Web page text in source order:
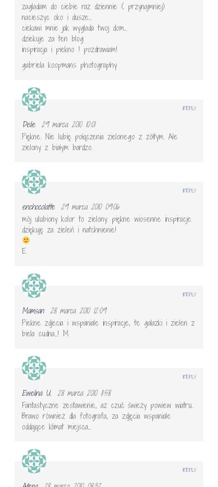
zagladam do ciebie raz dziennie ( przynajmniej)
nacieszyc oko i dusze…
ciekawi mnie jak wyglada twoj dom…
dziekuje za ten blog
inspiracja i piekno ! pozdrawiam!
gabriela koopmans photography
Delie 29 marca 2010 10:01
Piękne. Nie lubię połączenia zielonego z żółtym. Ale
zielony z białym bardzo.
REPLY
enchocolatte 29 marca 2010 09:06
mój ulubiony kolor to zielony. piękne wiosenne inspiracje.
dziękuję za zieleń i natchnienie!
E.
REPLY
Mamsan 28 marca 2010 12:09
Piekne zdjecia i wspaniale inspiracje, te galazki i zielen z
biela cudna…! M
REPLY
Ewelina U. 28 marca 2010 11:58
Fantastyczne zestawienie, aż czuć świeży powiew wiatru..
Brawo również dla fotografa, za zdjęcia wspaniale
oddające klimat miejsca…
REPLY
REPLY